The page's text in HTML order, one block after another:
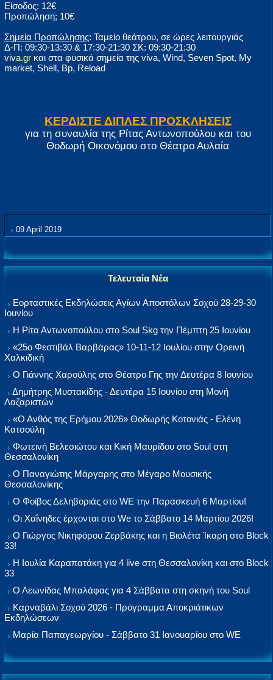
Είσοδος: 12€
Προπώληση; 10€
Σημεία Προπώλησης: Ταμείο θεάτρου, σε ώρες λειτουργιάς
Δ-Π: 09:30-13:30 & 17:30-21:30 ΣΚ: 09:30-21:30
viva.gr και στα φυσικά σημεία της viva, Wind, Seven Spot, My
market, Shell, Bp, Reload
ΚΕΡΔΙΣΤΕ ΔΙΠΛΕΣ ΠΡΟΣΚΛΗΣΕΙΣ
για τη συναυλία της Ρίτας Αντωνοπούλου και του
Θοδωρή Οικονόμου στο Θέατρο Αυλαία
09 April 2019
Τελευταία Νέα
Εορταστικές Εκδηλώσεις Αγίων Αποστόλων Σοχού 28-29-30
Ιουνίου
Η Ρίτα Αντωνοπούλου στο Soul Skg την Πέμπτη 25 Ιουνίου
«25ο Φεστιβάλ Βαρβάρας» 10-11-12 Ιουλίου στην Ορεινή
Χαλκιδική
Ο Γιάννης Χαρούλης στο Θέατρο Γης την Δευτέρα 8 Ιουνίου
Δημήτρης Μυστακίδης - Δευτέρα 15 Ιουνίου στη Μονή
Λαζαριστών
«Ο Ανθός της Ερήμου 2026» Θοδωρής Κοτονιάς - Ελένη
Κατσούλη
Φωτεινή Βελεσιώτου και Κική Μαυρίδου στο Soul στη
Θεσσαλονίκη
Ο Παναγιώτης Μάργαρης στο Μέγαρο Μουσικής
Θεσσαλονίκης
Ο Φοίβος Δεληβοριάς στο WE την Παρασκευή 6 Μαρτίου!
Οι Χαΐνηδες έρχονται στο We το Σάββατο 14 Μαρτίου 2026!
Ο Γιώργος Νικηφόρου Ζερβάκης και η Βιολέτα Ίκαρη στο Block
33!
Η Ιουλία Καραπατάκη για 4 live στη Θεσσαλονίκη και στο Block
33
Ο Λεωνίδας Μπαλάφας για 4 Σάββατα στη σκηνή του Soul
Καρναβάλι Σοχού 2026 - Πρόγραμμα Αποκριάτικων
Εκδηλώσεων
Μαρία Παπαγεωργίου - Σάββατο 31 Ιανουαρίου στο WE